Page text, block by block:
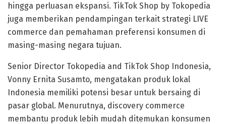
hingga perluasan ekspansi. TikTok Shop by Tokopedia
juga memberikan pendampingan terkait strategi LIVE
commerce dan pemahaman preferensi konsumen di
masing-masing negara tujuan.
Senior Director Tokopedia and TikTok Shop Indonesia,
Vonny Ernita Susamto, mengatakan produk lokal
Indonesia memiliki potensi besar untuk bersaing di
pasar global. Menurutnya, discovery commerce
membantu produk lebih mudah ditemukan konsumen